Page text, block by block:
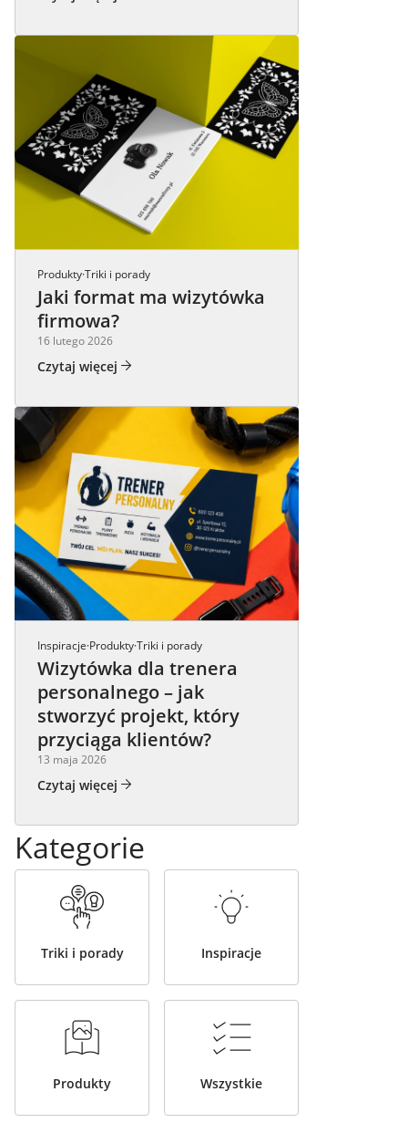
Produkty·Triki i porady
Jaki format ma wizytówka
firmowa?
16 lutego 2026
Czytaj więcej
Inspiracje·Produkty·Triki i porady
Wizytówka dla trenera
personalnego – jak
stworzyć projekt, który
przyciąga klientów?
13 maja 2026
Czytaj więcej
Kategorie
Triki i porady Inspiracje
Produkty Wszystkie